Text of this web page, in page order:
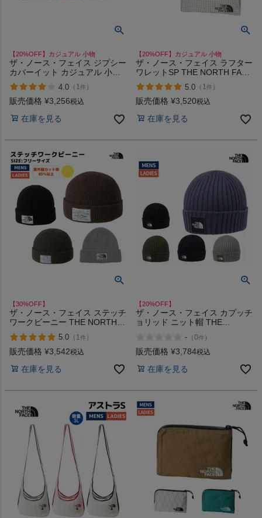
【20%OFF】カジュアル 小物
ザ・ノース・フェイス ジプシー
カバーイット カジュアル 小物
ヘッドバンド リストバンド UV
カット THE NORTH FACE
4.0 （ 1件 ）
販売価格 ¥3,256税込
在庫を見る
【20%OFF】カジュアル 小物
ザ・ノース・フェイス ラフター
ワレットSP THE NORTH FACE
RAFTER WALLET S K TI
5.0 （ 1件 ）
販売価格 ¥3,520税込
在庫を見る
【30%OFF】
ザ・ノース・フェイス ステッチ
ワークビーニー THE NORTH
FACE アウトレット セール
5.0 （ 1件 ）
販売価格 ¥3,542税込
在庫を見る
【20%OFF】
ザ・ノース・フェイス カプッチ
ョリッド ニット帽 THE
- （0件 ）
販売価格 ¥3,784税込
在庫を見る